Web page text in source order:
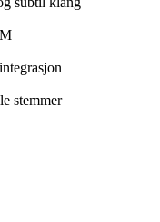
stemmer